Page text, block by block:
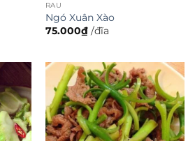
RAU
Ngó Xuân Xào
75.000₫ /đĩa